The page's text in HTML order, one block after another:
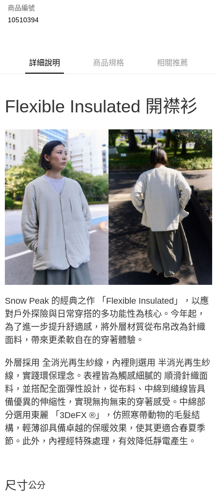
信用卡分期付款
上海商業儲蓄銀行
台北富邦商業銀行
國泰世華商業銀行
聯邦商業銀行
遠東國際商業銀行
永豐商業銀行
台新國際商業銀行
中國信託商業銀行
台灣樂天信用卡公司
合作金庫商業銀行
第一商業銀行
臺灣中小企業銀行
台中商業銀行
匯豐（台灣）商業銀行
華泰商業銀行
元大商業銀行
永豐商業銀行
玉山商業銀行
星展（台灣）商業銀行
台新國際商業銀行
中國信託商業銀行
台灣樂天信用卡公司
LINE Pay
【關於「AFTEE先享後付」】
AFTEE先享後付是「在收到商品之後才付款」的支付方式。 讓您購物簡單
便利好安心！
１．簡單：不需註冊會員、不需綁卡、不需儲值。
２．便利：只要手機號碼，簡訊認證，即可結帳。
３．安心：先確認商品／服務後，再付款。
【「AFTEE先享後付」結帳流程】
１．於結帳方式選擇「AFTEE先享後付」後，將跳轉至「AFTEE先享後付」
結帳頁面，進行簡訊認證並確認金額後，即可完成結帳。
２．訂單成立數日內，您將收到繳費通知簡訊。
３．收到繳費通知簡訊後14天內，點擊此簡訊中的連結，可透過四大超商／
ATM／網路銀行／等多元方式進行付款，方視為交易完成。
※ 請注意：結帳手續完成當下不需立刻繳費，但若您需要取消訂單，請聯絡
購買商品的店家。未經商家同意取消之訂單仍視為有效，需透過AFTEE先享
後付繳納相關費用。
※ 交易是否成功請以「AFTEE先享後付 」之結帳頁面顯示為準，若有關於
是否繳費成功／繳費後需取消欲退款等相關疑問，請聯繫「AFTEE先享後付
https://netprotections.freshdesk.com/support/home
【注意事項】
１．透過由恩沛科技股份有限公司提供之「AFTEE先享後付」服務完成之交
易，需依本服務之必要範圍內提供個人資料，並將交易相關給付款項請求債
權轉讓予恩沛科技股份有限公司。
３．未成年的使用者請事先徵得法定代理人或監護人之同意方可使用
「AFTEE先享後付」，若未經同意申辦者引起之損失，本公司不負相關責
４．使用「AFTEE先享後付」時，將依據個別帳號之用戶狀況，依本公司即
時審查核予不同之上限額度；若仍有額度不足之情形，本公司將視審查結果
５．嚴禁一人註冊多個帳號或使用他人資訊註冊。若發現惡意使用之情形，
恩沛科技股份有限公司將有權停止該用戶之使用額度並採取法律行動。
運送方式
宅配
每筆NT$100，滿NT$2,000(含以上)免運費
商品編號
10510394
詳細說明 商品規格 相關推薦
Flexible Insulated 開襟衫
Snow Peak 的經典之作 「Flexible Insulated」，以應
對戶外探險與日常穿搭的多功能性為核心。今年起，
為了進一步提升舒適感，將外層材質從布帛改為針織
面料，帶來更柔軟自在的穿著體驗。
外層採用 全消光再生紗線，內裡則選用 半消光再生紗
線，實踐環保理念。表裡皆為觸感細膩的 順滑針織面
料，並搭配全面彈性設計，從布料、中綿到縫線皆具
備優異的伸縮性，實現無拘無束的穿著感受。中綿部
分選用東麗 「3DeFX ®」，仿照寒帶動物的毛髮結
構，輕薄卻具備卓越的保暖效果，使其更適合春夏季
節。此外，內裡經特殊處理，有效降低靜電產生。
尺寸公分